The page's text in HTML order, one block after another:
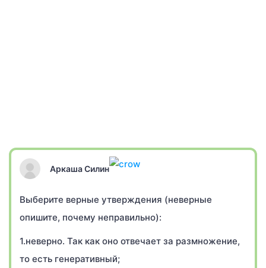
Аркаша Силин
Выберите верные утверждения (неверные
опишите, почему неправильно):
1.неверно. Так как оно отвечает за размножение,
то есть генеративный;